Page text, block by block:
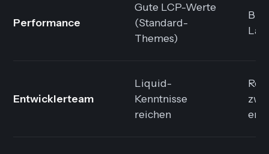
Performance
Gute LCP-Werte
(Standard-
Themes)
Bis
Entwicklerteam
Liquid-
Kenntnisse
reichen